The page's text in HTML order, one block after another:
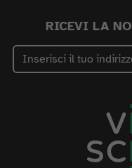
RICEVI LA